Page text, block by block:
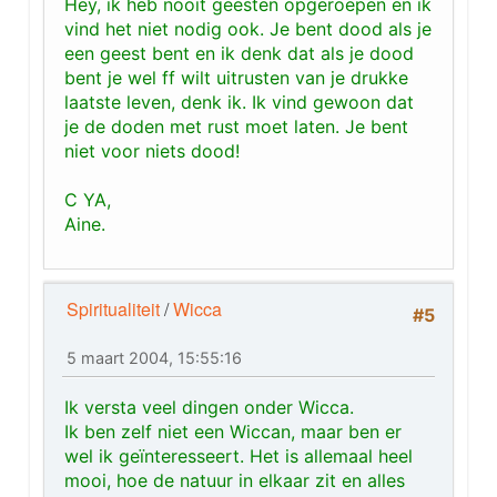
Hey, ik heb nooit geesten opgeroepen en ik
vind het niet nodig ook. Je bent dood als je
een geest bent en ik denk dat als je dood
bent je wel ff wilt uitrusten van je drukke
laatste leven, denk ik. Ik vind gewoon dat
je de doden met rust moet laten. Je bent
niet voor niets dood!
C YA,
Aine.
#5
Spiritualiteit/Wicca
5 maart 2004, 15:55:16
Ik versta veel dingen onder Wicca.
Ik ben zelf niet een Wiccan, maar ben er
wel ik geïnteresseert. Het is allemaal heel
mooi, hoe de natuur in elkaar zit en alles